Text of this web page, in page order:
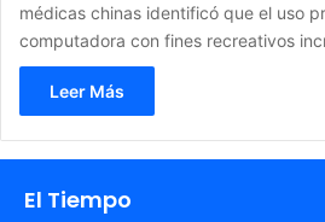
médicas chinas identificó que el uso
computadora con fines recreativos
Leer Más
El Tiempo